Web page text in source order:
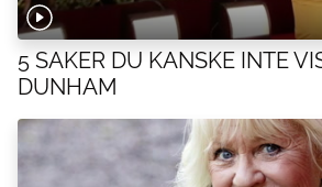
5 SAKER DU KANSKE INTE
DUNHAM